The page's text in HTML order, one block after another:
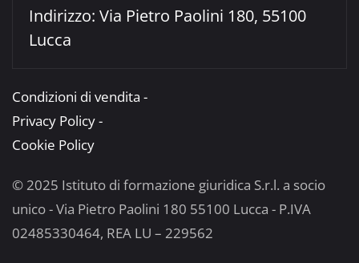
Indirizzo: Via Pietro Paolini 180, 55100
Lucca
Condizioni di vendita -
Privacy Policy -
Cookie Policy
© 2025 Istituto di formazione giuridica S.r.l. a socio
unico - Via Pietro Paolini 180 55100 Lucca - P.IVA
02485330464, REA LU – 229562